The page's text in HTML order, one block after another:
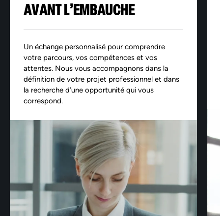
AVANT L’EMBAUCHE
Un échange personnalisé pour comprendre
votre parcours, vos compétences et vos
attentes. Nous vous accompagnons dans la
définition de votre projet professionnel et dans
la recherche d’une opportunité qui vous
correspond.